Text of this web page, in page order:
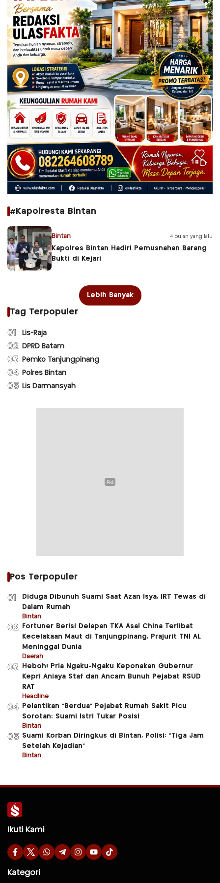
#Kapolresta Bintan
Bintan 4 bulan yang lalu
Kapolres Bintan Hadiri Pemusnahan Barang
Bukti di Kejari
Lebih Banyak
Tag Terpopuler
01 Lis-Raja
02 DPRD Batam
03 Pemko Tanjungpinang
04 Polres Bintan
05 Lis Darmansyah
Pos Terpopuler
01
Diduga Dibunuh Suami Saat Azan Isya, IRT Tewas di
Dalam Rumah
Bintan
02
Fortuner Berisi Delapan TKA Asal China Terlibat
Kecelakaan Maut di Tanjungpinang, Prajurit TNI AL
Meninggal Dunia
Daerah
03
Heboh! Pria Ngaku-Ngaku Keponakan Gubernur
Kepri Aniaya Staf dan Ancam Bunuh Pejabat RSUD
RAT
Headline
04
Pelantikan “Berdua” Pejabat Rumah Sakit Picu
Sorotan: Suami Istri Tukar Posisi
Bintan
05 Suami Korban Diringkus di Bintan, Polisi: “Tiga Jam
Setelah Kejadian”
Bintan
Ikuti Kami
Kategori